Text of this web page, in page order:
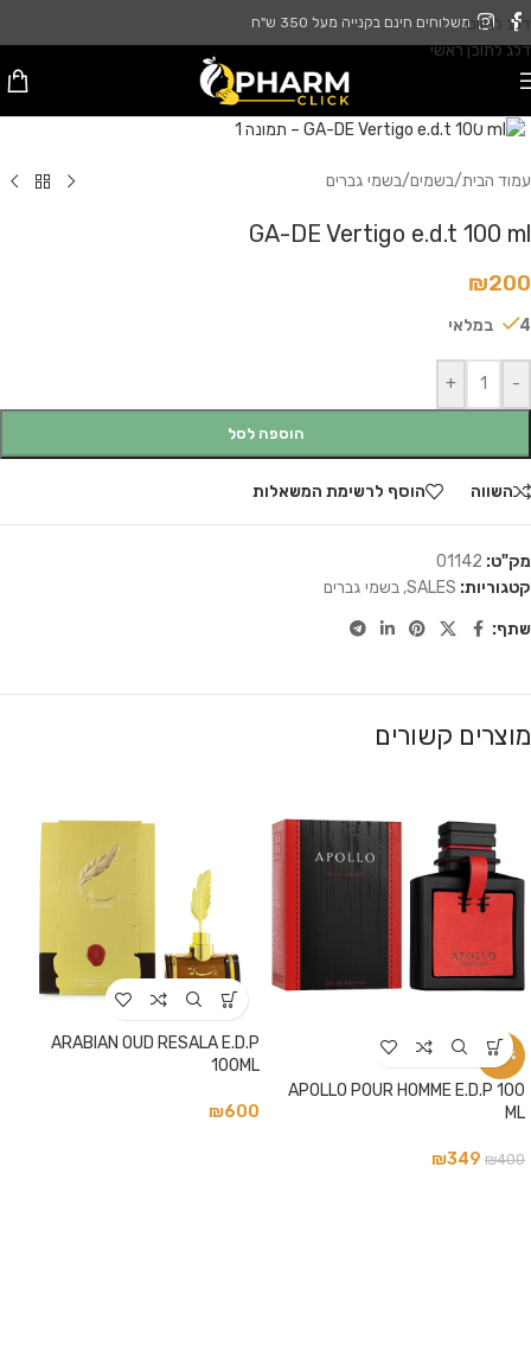
דלג לניווט
דלג לתוכן ראשי
משלוחים חינם בקנייה מעל 350 ש"ח
עמוד הבית/בשמים/בשמי גברים
GA-DE Vertigo e.d.t 100 ml
₪200
4 במלאי
-
+
הוספה לסל
השווה הוסף לרשימת המשאלות
מק"ט: 01142
קטגוריות: SALES
, בשמי גברים
שתף:
מוצרים קשורים
-13%
APOLLO POUR HOMME E.D.P 100
ML
₪400
₪349
ARABIAN OUD RESALA E.D.P
100ML
₪600